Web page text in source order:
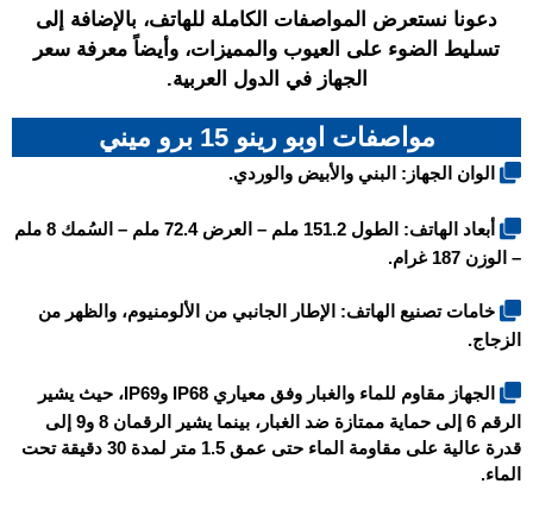
دعونا نستعرض المواصفات الكاملة للهاتف، بالإضافة إلى
تسليط الضوء على العيوب والمميزات، وأيضاً معرفة سعر
الجهاز في الدول العربية.
مواصفات اوبو رينو 15 برو ميني
الوان الجهاز: البني والأبيض والوردي.
أبعاد الهاتف: الطول 151.2 ملم – العرض 72.4 ملم – السُمك 8 ملم
– الوزن 187 غرام.
خامات تصنيع الهاتف: الإطار الجانبي من الألومنيوم، والظهر من
الزجاج.
الجهاز مقاوم للماء والغبار وفق معياري IP68 وIP69، حيث يشير
الرقم 6 إلى حماية ممتازة ضد الغبار، بينما يشير الرقمان 8 و9 إلى
قدرة عالية على مقاومة الماء حتى عمق 1.5 متر لمدة 30 دقيقة تحت
الماء.